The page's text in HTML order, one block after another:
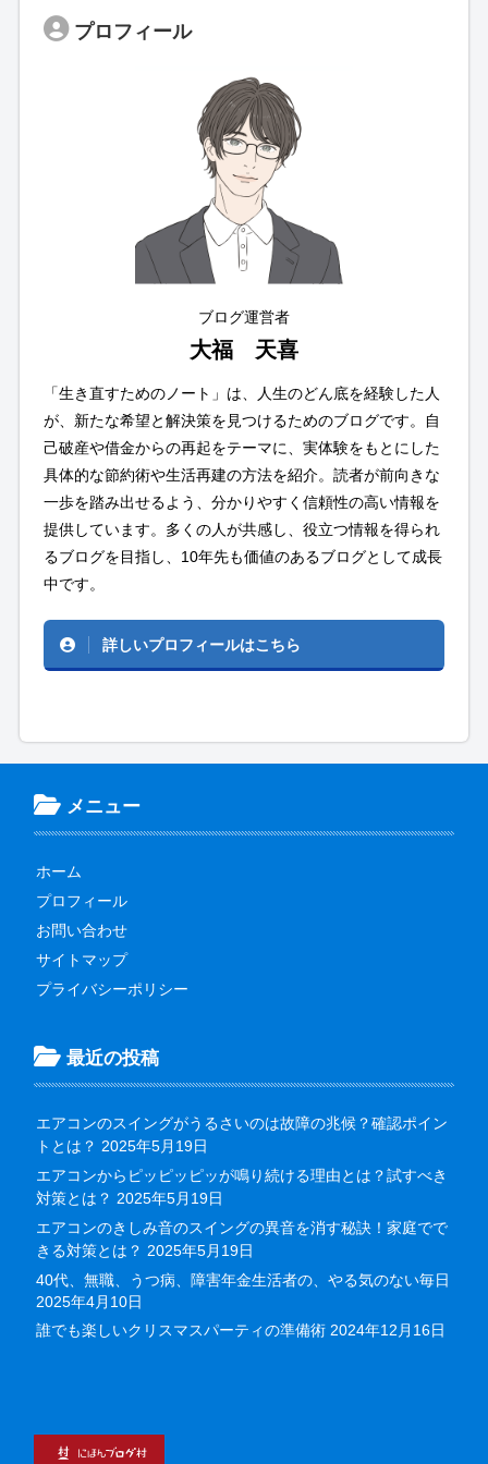
プロフィール
ブログ運営者
大福 天喜
「生き直すためのノート」は、人生のどん底を経験した人
が、新たな希望と解決策を見つけるためのブログです。自
己破産や借金からの再起をテーマに、実体験をもとにした
具体的な節約術や生活再建の方法を紹介。読者が前向きな
一歩を踏み出せるよう、分かりやすく信頼性の高い情報を
提供しています。多くの人が共感し、役立つ情報を得られ
るブログを目指し、10年先も価値のあるブログとして成長
中です。
詳しいプロフィールはこちら
メニュー
ホーム
プロフィール
お問い合わせ
サイトマップ
プライバシーポリシー
最近の投稿
エアコンのスイングがうるさいのは故障の兆候？確認ポイン
トとは？ 2025年5月19日
エアコンからピッピッピッが鳴り続ける理由とは？試すべき
対策とは？ 2025年5月19日
エアコンのきしみ音のスイングの異音を消す秘訣！家庭でで
きる対策とは？ 2025年5月19日
40代、無職、うつ病、障害年金生活者の、やる気のない毎日
2025年4月10日
誰でも楽しいクリスマスパーティの準備術 2024年12月16日